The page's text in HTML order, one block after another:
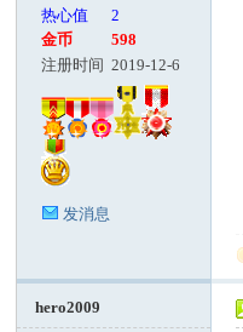
热心值
2
金币
598
注册时间 2019-12-6
发消息
hero2009